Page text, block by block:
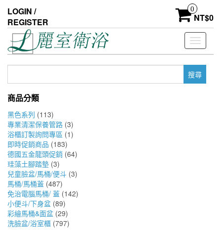
the
content
LOGIN /
REGISTER
0
NT$0
Toggle
鍵
商品分類
黑色系列 (113)
專業清潔保養管路 (3)
浴櫃訂製詢問專區 (1)
即時促銷商品 (183)
德國五金龍頭促銷 (64)
珪藻土腳踏墊 (3)
兒童臉盆/馬桶/便斗 (3)
馬桶/馬桶蓋 (487)
免治電腦馬桶/ 蓋 (142)
小便斗/下身盆 (89)
彩繪馬桶&面盆 (29)
洗臉盆/浴室櫃 (797)